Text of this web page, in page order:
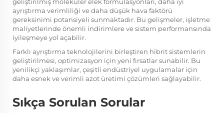
ayrıştırma verimliliği ve daha düşük hava faktörü
gereksinimi potansiyeli sunmaktadır. Bu gelişmeler, işletme
maliyetlerinde önemli indirimlere ve sistem performansında
iyileşmeye yol açabilir.
Farklı ayrıştırma teknolojilerini birleştiren hibrit sistemlerin
geliştirilmesi, optimizasyon için yeni fırsatlar sunabilir. Bu
yenilikçi yaklaşımlar, çeşitli endüstriyel uygulamalar için
daha esnek ve verimli azot üretimi çözümleri sağlayabilir.
Sıkça Sorulan Sorular